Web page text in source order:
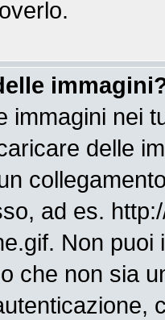
immagini nei
delle
ad es.
Non
che non sia